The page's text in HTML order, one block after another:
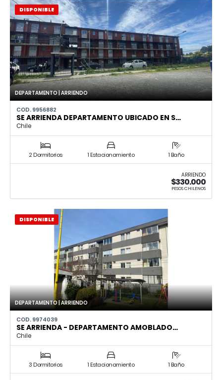
DISPONIBLE
DEPARTAMENTO | ARRIENDO
COD. 9956882
SE ARRIENDA DEPARTAMENTO UBICADO EN S…
Chile
2 Dormitorios 1 Estacionamiento 1 Baño
ARRIENDO
$330.000
PESOS CHILENOS
DISPONIBLE
DEPARTAMENTO | ARRIENDO
COD. 9974039
SE ARRIENDA - DEPARTAMENTO AMOBLADO…
Chile
3 Dormitorios 1 Estacionamiento 1 Baño